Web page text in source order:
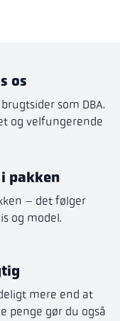
os
som DBA.
og velfungerende
pakken
– det følger
og model.
mere end at
penge gør du også